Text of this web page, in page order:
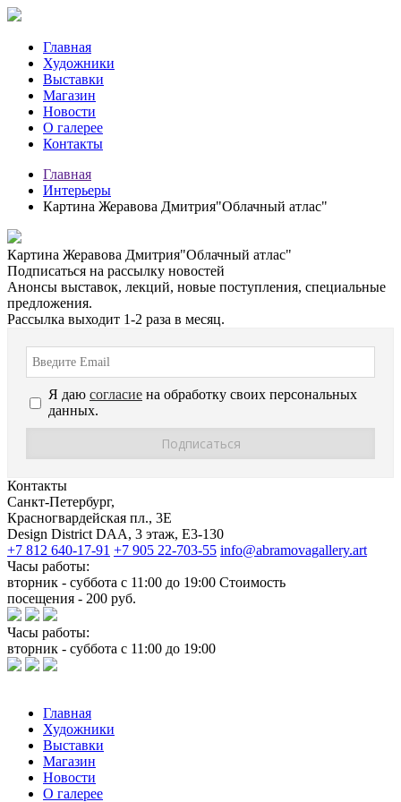
Главная
Художники
Выставки
Магазин
Новости
О галерее
Контакты
Главная
Интерьеры
Картина Жеравова Дмитрия"Облачный атлас"
Картина Жеравова Дмитрия"Облачный атлас"
Подписаться на рассылку новостей
Анонсы выставок, лекций, новые поступления, специальные
предложения.
Рассылка выходит 1-2 раза в месяц.
Я даю согласие на обработку своих персональных
данных.
Контакты
Санкт-Петербург,
Красногвардейская пл., 3E
Design District DAA, 3 этаж, Е3-130
+7 812 640-17-91 +7 905 22-703-55 info@abramovagallery.art
Часы работы:
вторник - суббота с 11:00 до 19:00 Стоимость
посещения - 200 руб.
Часы работы:
вторник - суббота с 11:00 до 19:00
Главная
Художники
Выставки
Магазин
Новости
О галерее